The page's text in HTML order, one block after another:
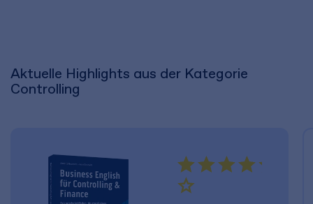
Aktuelle Highlights aus der Kategorie
Controlling